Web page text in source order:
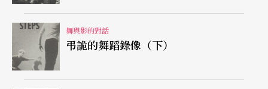
髮，粗獷的身材，小脾酒肚，不修邊幅的莫里斯和
傳統的男舞者形像相去實不能以道里計，和在《巴
哈靈感》影片中溫文儒雅的馬友友形成鮮明有趣的
對比。此外，他最喜歡在訪談和舞作中公開討論他
舞與影的對話
弔詭的舞蹈錄像（下）